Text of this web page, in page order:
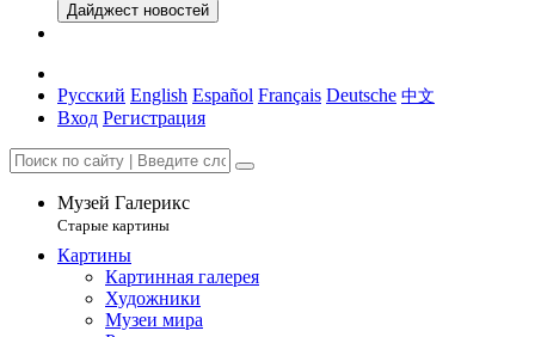
Дайджест новостей
Русский English Español Français Deutsche 中文
Вход Регистрация
Музей Галерикс
Старые картины
Картины
Картинная галерея
Художники
Музеи мира